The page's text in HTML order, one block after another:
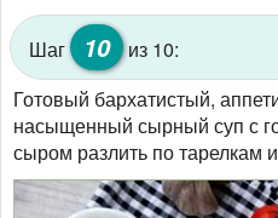
Шаг 10 из 10:
Готовый бархатистый,
насыщенный сырный суп с
сыром разлить по тарелкам